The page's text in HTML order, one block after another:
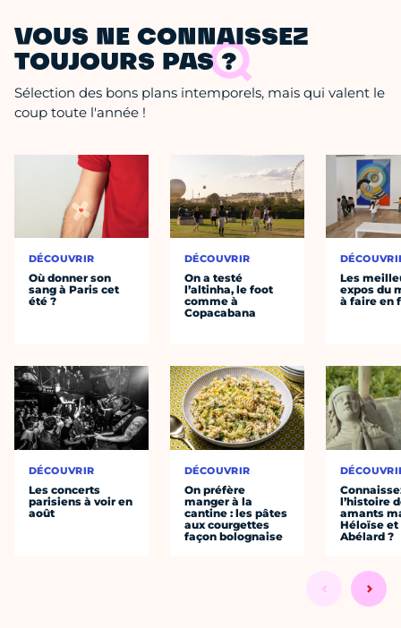
VOUS NE CONNAISSEZ
TOUJOURS PAS ?
Sélection des bons plans intemporels, mais qui valent le
coup toute l'année !
DÉCOUVRIR
Où donner son
sang à Paris cet
été ?
DÉCOUVRIR
Les concerts
parisiens à voir en
août
DÉCOUVRIR
On a testé
l’altinha, le foot
comme à
Copacabana
DÉCOUVRIR
On préfère
manger à la
cantine : les pâtes
aux courgettes
façon bolognaise
Les
expos du
à faire en
l’histoire
amants
Héloïse et
Abélard ?